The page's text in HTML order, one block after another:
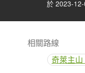
於 2023-
相關路線
奇萊主